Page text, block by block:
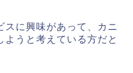
スに興味があって、カニ
うと考えている方だと